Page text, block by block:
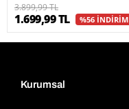
3.899,99 TL
1.699,99 TL %56 İNDİRİM
Kurumsal